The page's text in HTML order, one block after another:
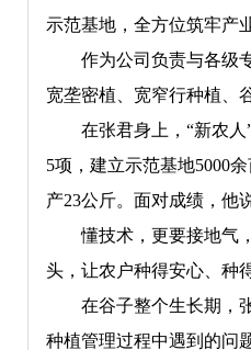
示范基地，全方位筑牢产
作为公司负责与各级专
宽垄密植、宽窄行种植、
在张君身上，“新农人”
5项，建立示范基地5000
产23公斤。面对成绩，他
懂技术，更要接地气，
头，让农户种得安心、种
在谷子整个生长期，张
种植管理过程中遇到的问